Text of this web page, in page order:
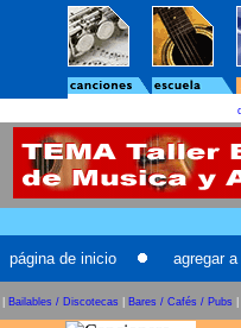
página de inicio agregar
Bailables / Discotecas Bares / Cafés / Pubs